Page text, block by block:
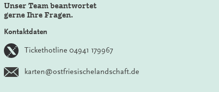
Unser Team beantwortet
gerne Ihre Fragen.
Kontaktdaten
Tickethotline 04941 179967
karten@ostfriesischelandschaft.de